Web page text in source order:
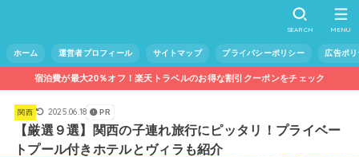
ホーム 運営者プロフィール サイトマップ プライバシーポリシー 広告ポ
SEARCH MENU
宿泊費が最大20％オフ！楽天トラベルのお得な割引クーポンをチェック
関西 2025.06.18 PR
【厳選９選】関西の子連れ旅行にピッタリ！プライベー
トプール付きホテルとヴィラも紹介